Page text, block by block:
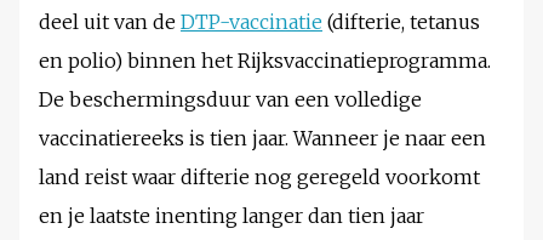
deel uit van de DTP-vaccinatie (difterie, tetanus
en polio) binnen het Rijksvaccinatieprogramma.
De beschermingsduur van een volledige
vaccinatiereeks is tien jaar. Wanneer je naar een
land reist waar difterie nog geregeld voorkomt
en je laatste inenting langer dan tien jaar